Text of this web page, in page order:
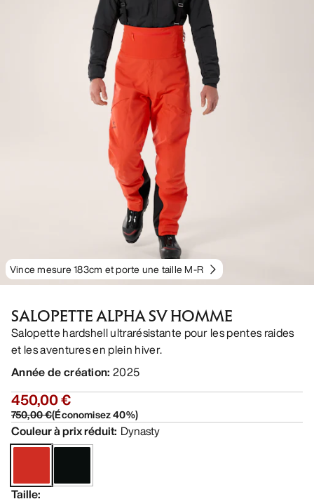
Vince mesure 183cm et porte une taille M-R
SALOPETTE ALPHA SV HOMME
Salopette hardshell ultrarésistante pour les pentes raides
et les aventures en plein hiver.
Année de création: 2025
450,00 €
750,00 €(Économisez40%)
Couleur à prix réduit: Dynasty
Taille: